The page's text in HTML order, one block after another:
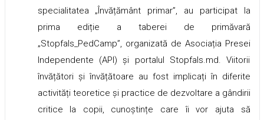
specialitatea „Învățământ primar”, au participat la
prima ediție a taberei de primăvară
„Stopfals_PedCamp”, organizată de Asociația Presei
Independente (API) și portalul Stopfals.md. Viitorii
învățători și învățătoare au fost implicați în diferite
activități teoretice și practice de dezvoltare a gândirii
critice la copii, cunoștințe care îi vor ajuta să